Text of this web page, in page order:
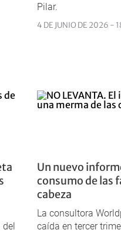
Pilar.
4 DE JUNIO DE 2026 -
Un nuevo
consumo de las
cabeza
La consultora
caída en tercer